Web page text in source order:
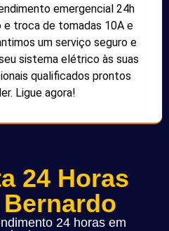
emergencial 24h
e troca de tomadas 10A e
um serviço seguro e
sistema elétrico às suas
qualificados prontos
Ligue agora!
24 Horas
24 horas em